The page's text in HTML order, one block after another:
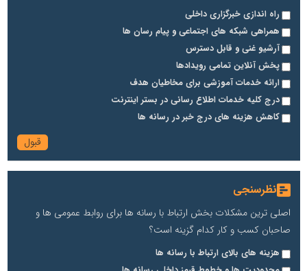
راه اندازی خبرگزاری داخلی
همراهی شبکه های اجتماعی و پیام رسان ها
آرشیو غنی و قابل دسترس
پخش آنلاین تمامی رویدادها
ارائه خدمات آموزشی برای مخاطیان هدف
درج کلیه خدمات اطلاع رسانی در بستر اینترنت
کاهش هزینه های درج خبر در رسانه ها
نظرسنجی
اصلی ترین مشکلات بخش ارتباط با رسانه ها برای روابط عمومی ها و
صاحبان کسب و کار کدام گزینه است؟
هزینه های بالای ارتباط با رسانه ها